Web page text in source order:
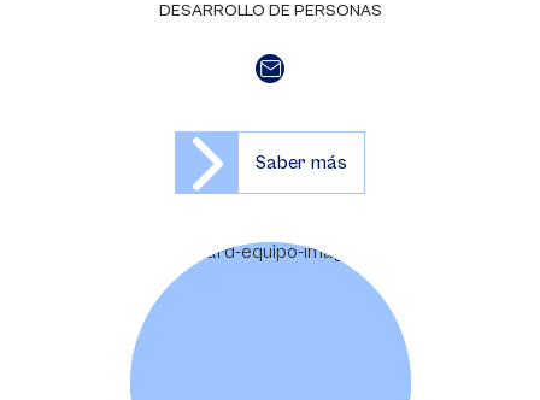
DESARROLLO DE PERSONAS
Saber más